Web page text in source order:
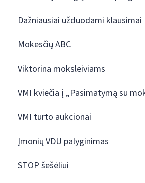
Dažniausiai užduodami klausimai
Mokesčių ABC
Viktorina moksleiviams
VMI kviečia į „Pasimatymą su
VMI turto aukcionai
Įmonių VDU palyginimas
STOP šešėliui